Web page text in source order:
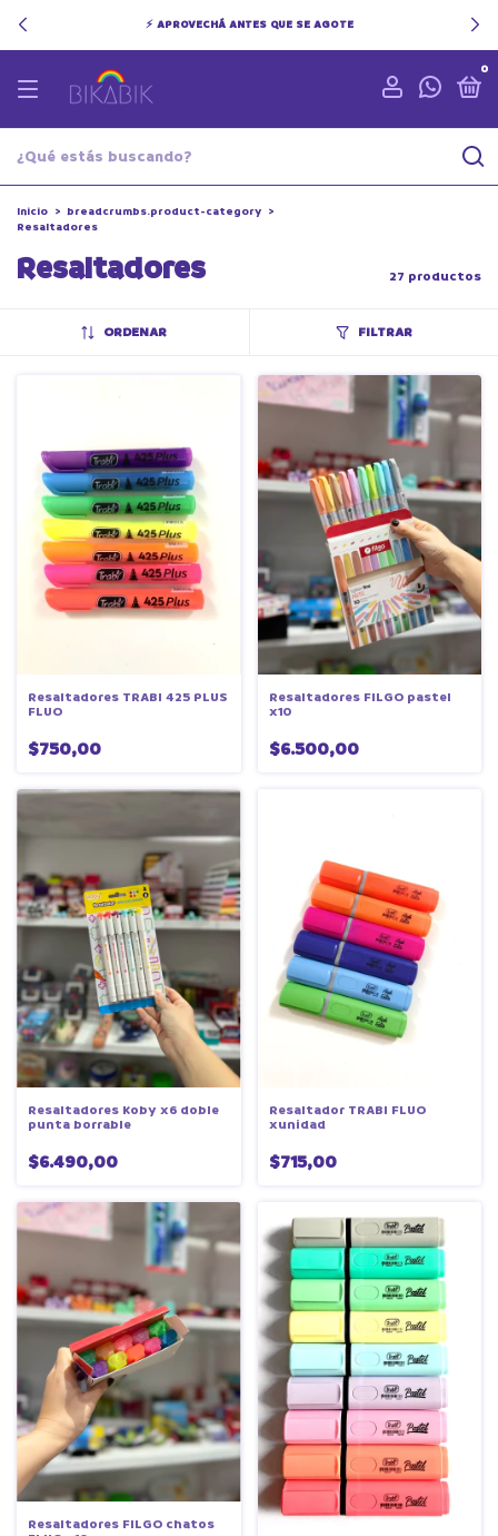
✨ INSPIRÁ TU CREATIVIDAD CON BIKABIK
0
Inicio > breadcrumbs.product-category >
Resaltadores
Resaltadores 27 productos
ORDENAR FILTRAR
Resaltadores TRABI 425 PLUS
FLUO
$750,00
Resaltadores FILGO pastel
x10
$6.500,00
Resaltadores Koby x6 doble
punta borrable
$6.490,00
Resaltador TRABI FLUO
xunidad
$715,00
Resaltadores FILGO chatos